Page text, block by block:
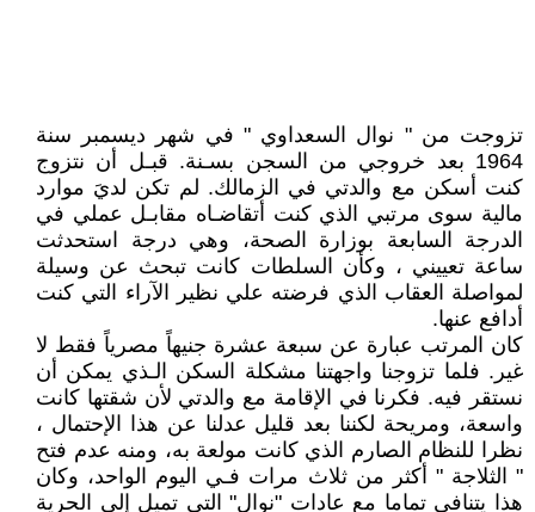
تزوجت من " نوال السعداوي " في شهر ديسمبر سنة
1964 بعد خروجي من السجن بسـنة. قبـل أن نتزوج
كنت أسكن مع والدتي في الزمالك. لم تكن لديَ موارد
مالية سوى مرتبي الذي كنت أتقاضـاه مقابـل عملي في
الدرجة السابعة بوزارة الصحة، وهي درجة استحدثت
ساعة تعييني ، وكأن السلطات كانت تبحث عن وسيلة
لمواصلة العقاب الذي فرضته علي نظير الآراء التي كنت
أدافع عنها.
كان المرتب عبارة عن سبعة عشرة جنيهاً مصرياً فقط لا
غير. فلما تزوجنا واجهتنا مشكلة السكن الـذي يمكن أن
نستقر فيه. فكرنا في الإقامة مع والدتي لأن شقتها كانت
واسعة، ومريحة لكننا بعد قليل عدلنا عن هذا الإحتمال ،
نظرا للنظام الصارم الذي كانت مولعة به، ومنه عدم فتح
" الثلاجة " أكثر من ثلاث مرات فـي اليوم الواحد، وكان
هذا يتنافى تماما مع عادات "نوال" التي تميل إلى الحرية